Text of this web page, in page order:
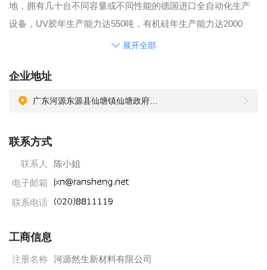
地，拥有几十台不同容量或不同性能的德国进口全自动化生产
设备，UV胶年生产能力达550吨，有机硅年生产能力达2000
吨。然生化工是国家重点扶持的高新技术企业，是集科研 、生
系列产品，广泛服务于HID电源、LED显示屏、玻璃、家具、塑
料制品、水晶、手表、电子称、LCD、手机按健、电子制造等
中国的制造业提供有针对性的新产品开发.
展开全部
企业地址
联系方式
联系人
陈小姐
电子邮箱
联系电话
工商信息
注册名称 河源然生新材料有限公司